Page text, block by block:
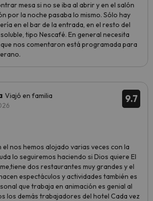
mesa si no se iba al abrir y en el salón
por la noche pasaba lo mismo. Sólo hay
en el bar de la entrada, en el resto del
tipo Nescafé. En general necesita
nos comentaron está programada para
9.7
Viajó en familia
el nos hemos alojado varias veces con la
lo seguiremos haciendo si Dios quiere El
dos restaurantes muy grandes y el
espectáculos y actividades también es
que trabaja en animación es genial al
los demás trabajadores del hotel Cada vez